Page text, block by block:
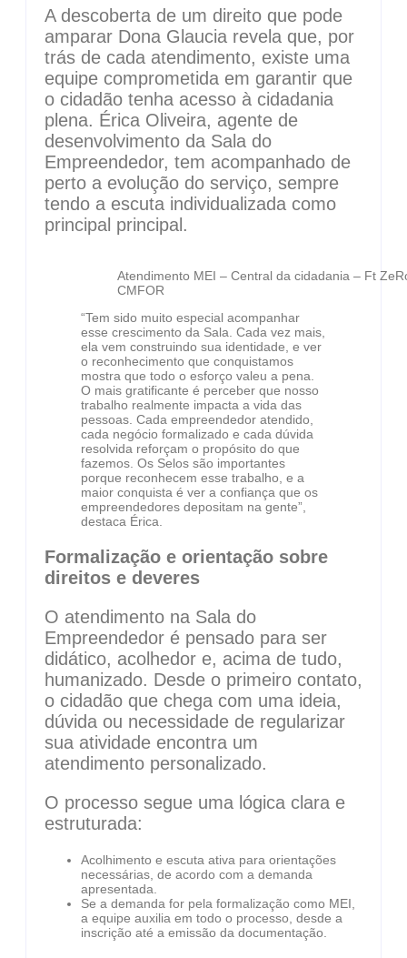
A descoberta de um direito que pode
amparar Dona Glaucia revela que, por
trás de cada atendimento, existe uma
equipe comprometida em garantir que
o cidadão tenha acesso à cidadania
plena. Érica Oliveira, agente de
desenvolvimento da Sala do
Empreendedor, tem acompanhado de
perto a evolução do serviço, sempre
tendo a escuta individualizada como
principal principal.
Atendimento MEI – Central da cidadania – Ft
CMFOR
“Tem sido muito especial acompanhar
esse crescimento da Sala. Cada vez mais,
ela vem construindo sua identidade, e ver
o reconhecimento que conquistamos
mostra que todo o esforço valeu a pena.
O mais gratificante é perceber que nosso
trabalho realmente impacta a vida das
pessoas. Cada empreendedor atendido,
cada negócio formalizado e cada dúvida
resolvida reforçam o propósito do que
fazemos. Os Selos são importantes
porque reconhecem esse trabalho, e a
maior conquista é ver a confiança que os
empreendedores depositam na gente”,
destaca Érica.
Formalização e orientação sobre
direitos e deveres
O atendimento na Sala do
Empreendedor é pensado para ser
didático, acolhedor e, acima de tudo,
humanizado. Desde o primeiro contato,
o cidadão que chega com uma ideia,
dúvida ou necessidade de regularizar
sua atividade encontra um
atendimento personalizado.
O processo segue uma lógica clara e
estruturada:
Acolhimento e escuta ativa para orientações
necessárias, de acordo com a demanda
apresentada.
Se a demanda for pela formalização como MEI,
a equipe auxilia em todo o processo, desde a
inscrição até a emissão da documentação.